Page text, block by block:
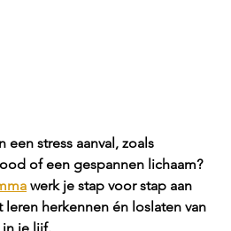
een stress aanval, zoals
of een gespannen lichaam?
werk je stap voor stap aan
leren herkennen én loslaten van